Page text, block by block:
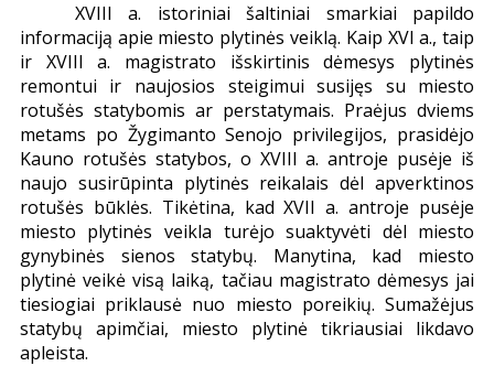
XVIII a. istoriniai šaltiniai smarkiai papildo
informaciją apie miesto plytinės veiklą. Kaip XVI a., taip
ir XVIII a. magistrato išskirtinis dėmesys plytinės
remontui ir naujosios steigimui susijęs su miesto
rotušės statybomis ar perstatymais. Praėjus dviems
metams po Žygimanto Senojo privilegijos, prasidėjo
Kauno rotušės statybos, o XVIII a. antroje pusėje iš
naujo susirūpinta plytinės reikalais dėl apverktinos
rotušės būklės. Tikėtina, kad XVII a. antroje pusėje
miesto plytinės veikla turėjo suaktyvėti dėl miesto
gynybinės sienos statybų. Manytina, kad miesto
plytinė veikė visą laiką, tačiau magistrato dėmesys jai
tiesiogiai priklausė nuo miesto poreikių. Sumažėjus
statybų apimčiai, miesto plytinė tikriausiai likdavo
apleista.